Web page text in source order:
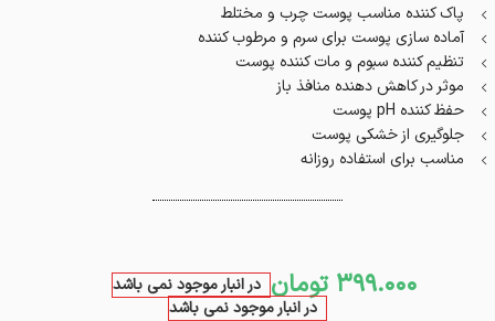
پاک کننده مناسب پوست چرب و مختلط
آماده سازی پوست برای سرم و مرطوب کننده
تنظیم کننده سبوم و مات کننده پوست
موثر در کاهش دهنده منافذ باز
حفظ کننده pH پوست
جلوگیری از خشکی پوست
مناسب برای استفاده روزانه
399.000 تومان در انبار موجود نمی باشد
در انبار موجود نمی باشد